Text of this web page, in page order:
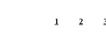
1 2